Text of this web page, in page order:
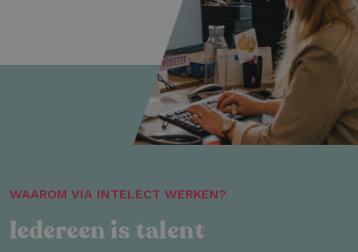
WAAROM VIA INTELECT WERKEN?
Iedereen is talent